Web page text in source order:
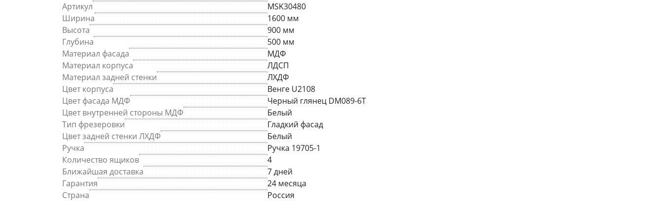
Артикул
MSK30480
Ширина
1600 мм
Высота
900 мм
Глубина
500 мм
Материал фасада
МДФ
Материал корпуса
ЛДСП
Материал задней стенки
ЛХДФ
Цвет корпуса
Венге U2108
Цвет фасада МДФ
Черный глянец DM089-6T
Цвет внутренней стороны МДФ
Белый
Тип фрезеровки
Гладкий фасад
Цвет задней стенки ЛХДФ
Белый
Ручка
Ручка 19705-1
Количество ящиков
4
Ближайшая доставка
7 дней
Гарантия
24 месяца
Страна
Россия